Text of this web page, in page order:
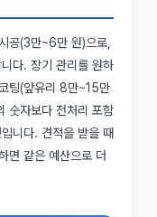
공(3만~6만 원)으로,
다. 장기 관리를 원하
팅(앞유리 8만~15만
숫자보다 전처리 포함
니다. 견적을 받을 때
면 같은 예산으로 더